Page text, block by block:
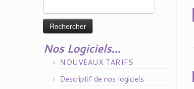
Nos Logiciels…
NOUVEAUX TARIFS
Descriptif de nos logiciels